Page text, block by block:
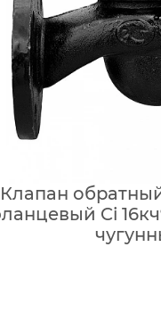
Клапан
Ci